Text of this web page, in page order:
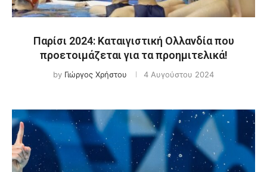
Παρίσι 2024: Καταιγιστική Ολλανδία που
προετοιμάζεται για τα προημιτελικά!
by Γιώργος Χρήστου 4 Αυγούστου 2024